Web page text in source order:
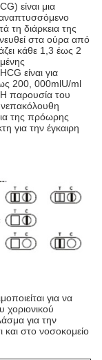
είναι μια
τη διάρκεια της
στα ούρα από
κάθε 1,3 έως 2
είναι για
200, 000mlU/ml
παρουσία του
της πρόωρης
για την έγκαιρη
για να
χοριονικού
για την
και στο νοσοκομείο